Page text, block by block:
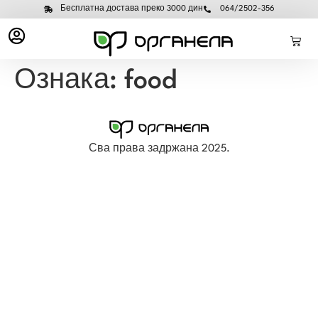
Бесплатна достава преко 3000 дин 064/2502-356
Ознака: food
Сва права задржана 2025.